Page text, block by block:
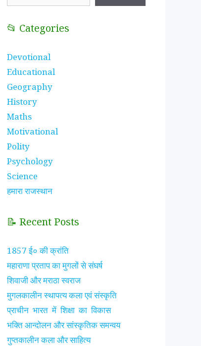
📂 Categories
Devotional
Educational
Geography
History
Maths
Motivational
Polity
Psychology
Science
हमारा राजस्थान
📝 Recent Posts
1857 ई० की क्रांति
महाराणा प्रताप का मुगलों से संघर्ष
शिवाजी और मराठा स्वराज
मुगलकालीन स्थापत्य कला एवं संस्कृति
प्राचीन भारत में शिक्षा का विकास
भक्ति आन्दोलन और सांस्कृतिक समन्वय
गुप्तकालीन कला और साहित्य